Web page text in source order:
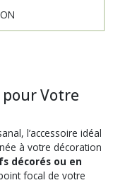
Votre
l’accessoire idéal
à votre décoration
décorés ou en
focal de votre